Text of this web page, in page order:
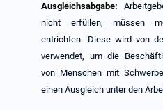
Ausgleichsabgabe:
nicht erfüllen, müssen
entrichten. Diese wird von
verwendet, um die
von Menschen mit
einen Ausgleich unter den